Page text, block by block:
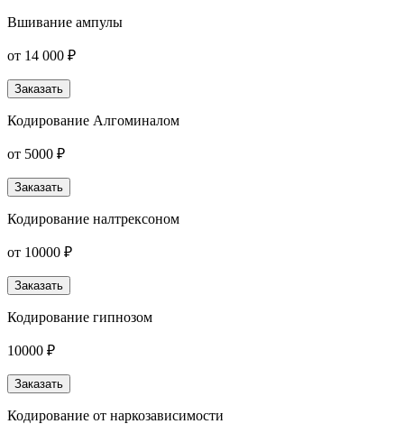
Вшивание ампулы
от 14 000 ₽
Заказать
Кодирование Алгоминалом
от 5000 ₽
Заказать
Кодирование налтрексоном
от 10000 ₽
Заказать
Кодирование гипнозом
10000 ₽
Заказать
Кодирование от наркозависимости